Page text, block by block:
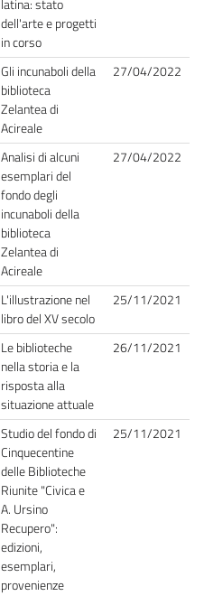
latina: stato
dell'arte e progetti
in corso
Gli incunaboli della
biblioteca
Zelantea di
Acireale
27/04/2022
Analisi di alcuni
esemplari del
fondo degli
incunaboli della
biblioteca
Zelantea di
Acireale
27/04/2022
L'illustrazione nel
libro del XV secolo
25/11/2021
Le biblioteche
nella storia e la
risposta alla
situazione attuale
26/11/2021
Studio del fondo di
Cinquecentine
delle Biblioteche
Riunite "Civica e
A. Ursino
Recupero":
edizioni,
esemplari,
provenienze
25/11/2021